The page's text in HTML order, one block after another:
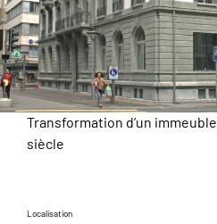
Transformation d’un
siècle
Localisation